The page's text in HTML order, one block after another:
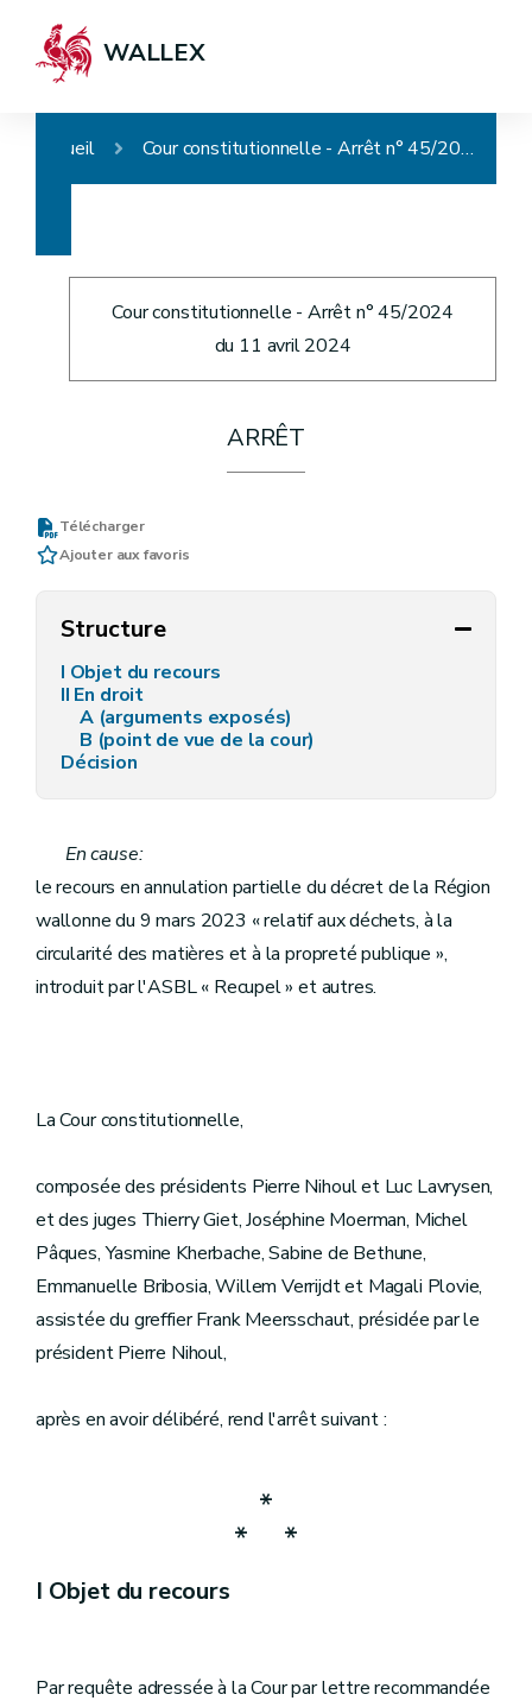
WALLEX
Accueil Cour constitutionnelle - Arrêt n° 45/2024
Cour constitutionnelle - Arrêt n° 45/2024
du 11 avril 2024
ARRÊT
Télécharger
Ajouter aux favoris
Structure
I Objet du recours
II En droit
A (arguments exposés)
B (point de vue de la cour)
Décision
En cause:
le recours en annulation partielle du décret de la Région
wallonne du 9 mars 2023 « relatif aux déchets, à la
circularité des matières et à la propreté publique »,
introduit par l'ASBL « Recupel » et autres.
La Cour constitutionnelle,
composée des présidents Pierre Nihoul et Luc Lavrysen,
et des juges Thierry Giet, Joséphine Moerman, Michel
Pâques, Yasmine Kherbache, Sabine de Bethune,
Emmanuelle Bribosia, Willem Verrijdt et Magali Plovie,
assistée du greffier Frank Meersschaut, présidée par le
président Pierre Nihoul,
après en avoir délibéré, rend l'arrêt suivant :
*
*
*
I Objet du recours
Par requête adressée à la Cour par lettre recommandée